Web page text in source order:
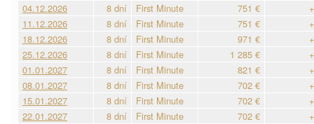
04.12.2026
8 dní First Minute 751 €
11.12.2026
8 dní First Minute 751 €
18.12.2026
8 dní First Minute 971 €
25.12.2026
8 dní First Minute 1 285 €
01.01.2027
8 dní First Minute 821 €
08.01.2027
8 dní First Minute 702 €
15.01.2027
8 dní First Minute 702 €
22.01.2027
8 dní First Minute 702 €